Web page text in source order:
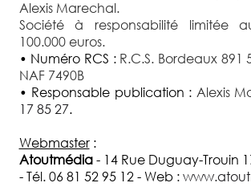
INVENTAIRE
DE
SUCCESSION
DOMAINES
D'EXPERTISE
QUI
SOMMES-
NOUS
Alexis Marechal.
Société à responsabilité limitée
100.000 euros.
• Numéro RCS : R.C.S. Bordeaux 891
NAF 7490B
• Responsable publication : Alexis
17 85 27.
Webmaster:
Atoutmédia- 14 Rue Duguay-Trouin
- Tél. 06 81 52 95 12 - Web :